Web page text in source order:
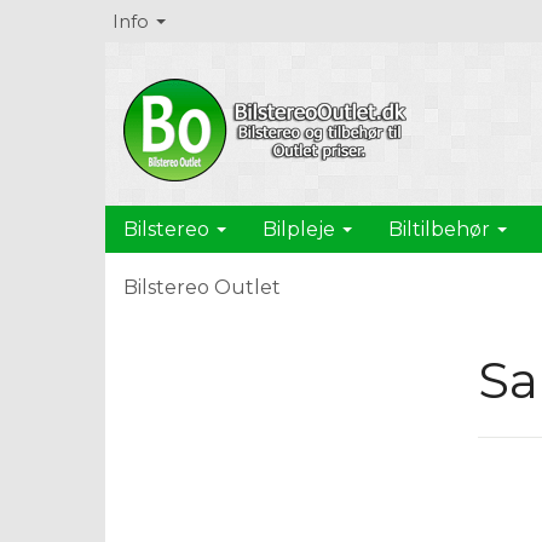
Info
Bilstereo Bilpleje Biltilbehør
Bilstereo Outlet